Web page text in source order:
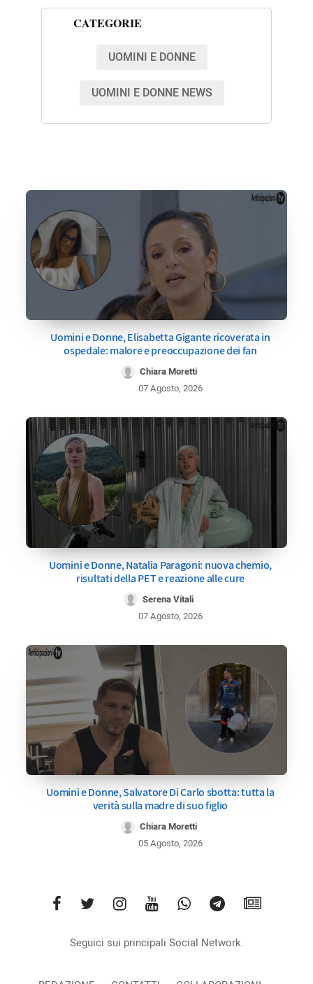
CATEGORIE
UOMINI E DONNE
UOMINI E DONNE NEWS
Uomini e Donne, Elisabetta Gigante ricoverata in
ospedale: malore e preoccupazione dei fan
Chiara Moretti
07 Agosto, 2026
Uomini e Donne, Natalia Paragoni: nuova chemio,
risultati della PET e reazione alle cure
Serena Vitali
07 Agosto, 2026
Uomini e Donne, Salvatore Di Carlo sbotta: tutta la
verità sulla madre di suo figlio
Chiara Moretti
05 Agosto, 2026
Seguici sui principali Social Network.